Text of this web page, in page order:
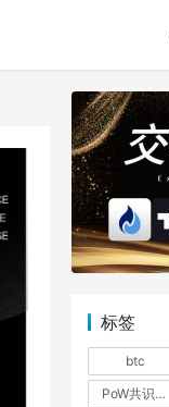
标签
btc
PoW共识机制